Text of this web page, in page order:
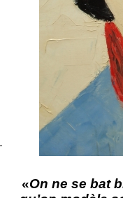
«On ne se bat